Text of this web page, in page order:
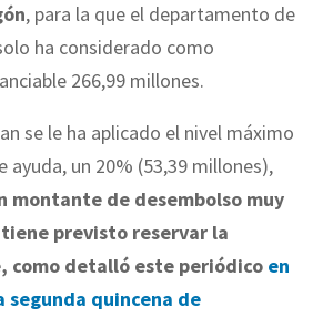
, para la que el departamento de
ha considerado como
266,99 millones.
se le ha aplicado el nivel máximo
ayuda, un 20% (53,39 millones),
montante de desembolso muy
previsto reservar la
como detalló este periódico en
segunda quincena de